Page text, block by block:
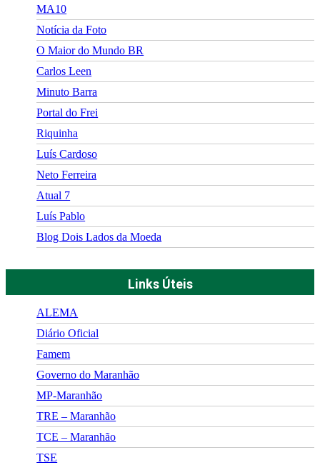
MA10
Notícia da Foto
O Maior do Mundo BR
Carlos Leen
Minuto Barra
Portal do Frei
Riquinha
Luís Cardoso
Neto Ferreira
Atual 7
Luís Pablo
Blog Dois Lados da Moeda
Links Úteis
ALEMA
Diário Oficial
Famem
Governo do Maranhão
MP-Maranhão
TRE – Maranhão
TCE – Maranhão
TSE